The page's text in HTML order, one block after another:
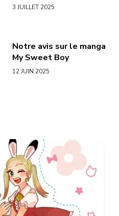
3 JUILLET 2025
Notre avis sur le manga
My Sweet Boy
12 JUIN 2025